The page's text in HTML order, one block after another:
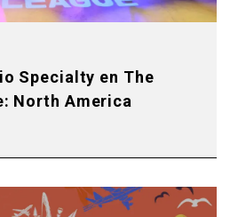
Specialty en The
North America